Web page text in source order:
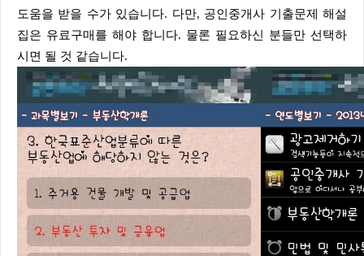
도움을 받을 수가 있습니다. 다만, 공인중개사 기출문제 해설
집은 유료구매를 해야 합니다. 물론 필요하신 분들만 선택하
시면 될 것 같습니다.